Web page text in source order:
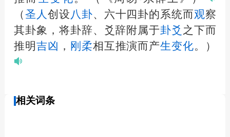
（圣 人 创设 八卦、六十四卦的系统而观察
其卦象，将卦辞、爻辞附属于卦爻 之下而
推明吉凶 ， 刚柔相互推演而产生变化。）
相关词条